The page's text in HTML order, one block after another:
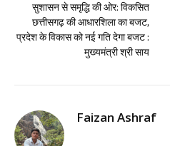
सुशासन से समृद्धि की ओर: विकसित
छत्तीसगढ़ की आधारशिला का बजट,
प्रदेश के विकास को नई गति देगा बजट :
मुख्यमंत्री श्री साय
Faizan Ashraf